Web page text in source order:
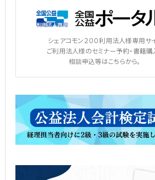
シェアコモン２００利用法人様専用サ
ご利用法人様のセミナー予約・書籍購
相談申込等はこちらから。